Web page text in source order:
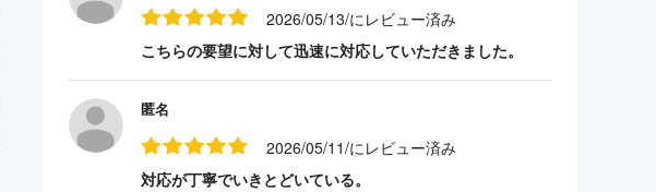
2026/05/13/にレビュー済み
こちらの要望に対して迅速に対応していただきました。
匿名
2026/05/11/にレビュー済み
対応が丁寧でいきとどいている。